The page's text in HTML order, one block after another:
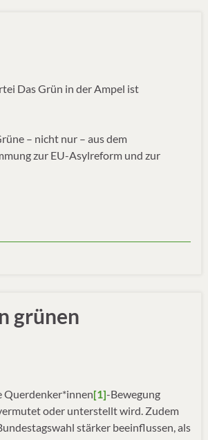
Das Grün in der Ampel ist
– nicht nur – aus dem
zur EU-Asylreform und zur
grünen
Querdenker*innen[1]-Bewegung
oder unterstellt wird. Zudem
stärker beeinflussen, als